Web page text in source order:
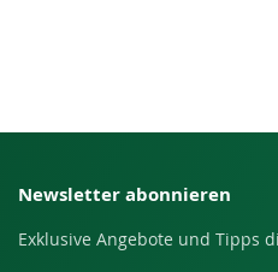
Newsletter abonnieren
Exklusive Angebote und Tipps